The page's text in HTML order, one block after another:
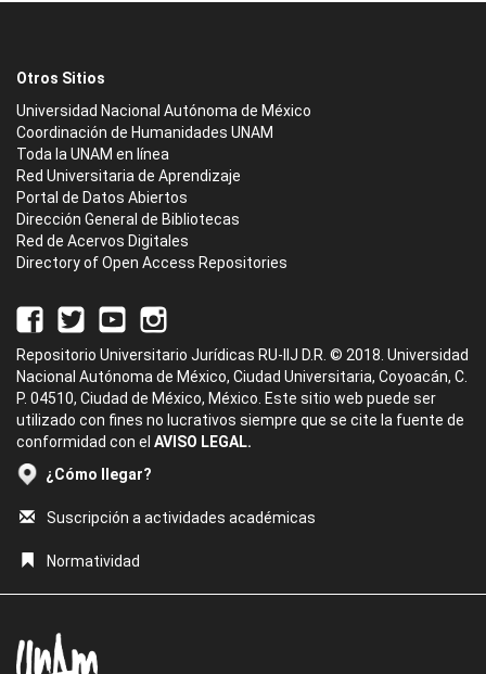
Otros Sitios
Universidad Nacional Autónoma de México
Coordinación de Humanidades UNAM
Toda la UNAM en línea
Red Universitaria de Aprendizaje
Portal de Datos Abiertos
Dirección General de Bibliotecas
Red de Acervos Digitales
Directory of Open Access Repositories
Repositorio Universitario Jurídicas RU-IIJ D.R. © 2018. Universidad
Nacional Autónoma de México, Ciudad Universitaria, Coyoacán, C.
P. 04510, Ciudad de México, México. Este sitio web puede ser
utilizado con fines no lucrativos siempre que se cite la fuente de
conformidad con el AVISO LEGAL.
¿Cómo llegar?
Suscripción a actividades académicas
Normatividad